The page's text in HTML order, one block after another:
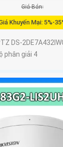
Giá Bán:
Khuyến Mại: 5%-
DS-
phân giải 4